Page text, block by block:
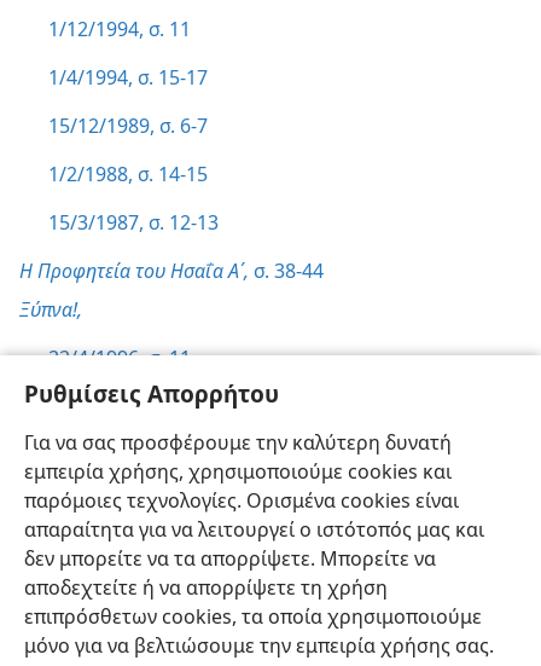
Ρυθμίσεις Απορρήτου
Για να σας προσφέρουμε την καλύτερη δυνατή
εμπειρία χρήσης, χρησιμοποιούμε cookies και
παρόμοιες τεχνολογίες. Ορισμένα cookies είναι
απαραίτητα για να λειτουργεί ο ιστότοπός μας και
δεν μπορείτε να τα απορρίψετε. Μπορείτε να
αποδεχτείτε ή να απορρίψετε τη χρήση
επιπρόσθετων cookies, τα οποία χρησιμοποιούμε
μόνο για να βελτιώσουμε την εμπειρία χρήσης σας.
1/12/1994, σ. 11
1/4/1994, σ. 15-17
15/12/1989, σ. 6-7
1/2/1988, σ. 14-15
15/3/1987, σ. 12-13
Η Προφητεία του Ησαΐα Α΄, σ. 38-44
Ξύπνα!,
22/4/1996, σ. 11
8/12/1990, σ. 9
Κυβέρνηση, σ. 24
Κόσμος Χωρίς Πόλεμο,σ. 18,24,31
Ελληνική Προτιμήσεις